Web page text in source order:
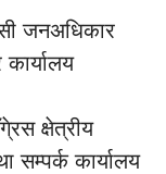
जनअधिकार
क्षेत्रीय
सम्पर्क कार्यालय